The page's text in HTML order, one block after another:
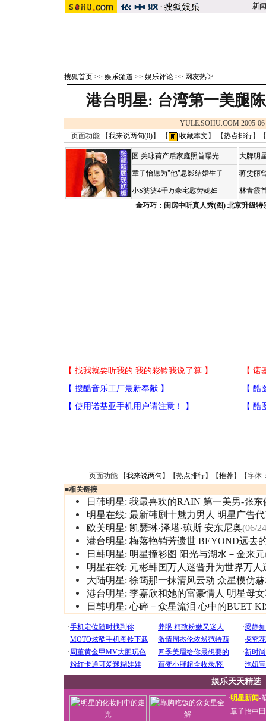
新闻
搜狐首页 >> 娱乐频道 >> 娱乐评论 >> 网友热评
港台明星: 台湾第一美腿
YULE.SOHU.COM 2005-
页面功能 【我来说两句(0)】 【 收藏本文 】 【热点排行】【
图:关咏荷产后家庭照首曝光
章子怡愿为"他"息影结婚生子
小S婆婆4千万豪宅慰劳媳妇
大牌明
蒋雯丽
林青霞
金巧巧：闺房中听真人秀(图) 北京升级特
页面功能 【我来说两句 】【热点排行】【推荐】【字体
■相关链接
日韩明星: 我最喜欢的RAIN 第一美男-张东
明星在线: 最新韩剧十魅力男人 明星广告
欧美明星: 凯瑟琳·泽塔·琼斯 安东尼奥(06/
港台明星: 梅落艳销芳遗世 BEYOND远去
日韩明星: 明星撞衫图 阳光与湖水－金来元
明星在线: 元彬韩国万人迷晋升为世界万人
大陆明星: 徐筠那一抹清风云动 众星模仿
港台明星: 李嘉欣和她的富豪情人 明星母
日韩明星: 心碎－众星流泪 心中的BUET
娱乐天天精选
·明星新闻-
·章子怡中